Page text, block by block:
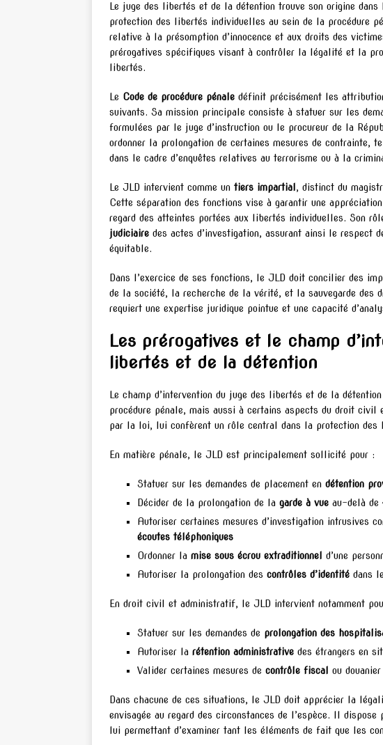
Le juge des libertés et de la détention trouve son origine
protection des libertés individuelles au sein de la procédure
relative à la présomption d’innocence et aux droits des
prérogatives spécifiques visant à contrôler la légalité et la
libertés.
Le Code de procédure pénale définit précisément les
suivants. Sa mission principale consiste à statuer sur les
formulées par le juge d’instruction ou le procureur de la
ordonner la prolongation de certaines mesures de contrainte,
dans le cadre d’enquêtes relatives au terrorisme ou à la
Le JLD intervient comme un tiers impartial , distinct du
Cette séparation des fonctions vise à garantir une
regard des atteintes portées aux libertés individuelles. Son
judiciaire des actes d’investigation, assurant ainsi le respect
équitable.
Dans l’exercice de ses fonctions, le JLD doit concilier des
de la société, la recherche de la vérité, et la sauvegarde des
requiert une expertise juridique pointue et une capacité
Les prérogatives et le champ
libertés et de la détention
Le champ d’intervention du juge des libertés et de la
procédure pénale, mais aussi à certains aspects du droit
par la loi, lui confèrent un rôle central dans la protection des
En matière pénale, le JLD est principalement sollicité pour :
Statuer sur les demandes de placement en détention
Décider de la prolongation de la garde à vue au-delà de
Autoriser certaines mesures d’investigation intrusives
écoutes téléphoniques
Ordonner la mise sous écrou extraditionnel
d’une
Autoriser la prolongation des contrôles d’identité dans
En droit civil et administratif, le JLD intervient notamment
Statuer sur les demandes de prolongation des
Autoriser la rétention administrative des étrangers en
Valider certaines mesures de contrôle fiscal ou douanier
Dans chacune de ces situations, le JLD doit apprécier la
envisagée au regard des circonstances de l’espèce. Il dispose
lui permettant d’examiner tant les éléments de fait que les